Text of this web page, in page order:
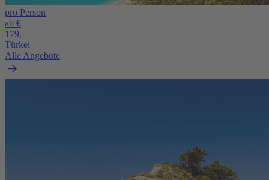
pro Person
ab €
179,-
Türkei
Alle Angebote